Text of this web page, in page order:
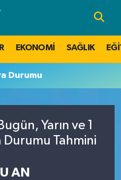
EKONOMİ SAĞLIK
Durumu
Yarın ve 1
Durumu Tahmini
AN
ve Fikstür